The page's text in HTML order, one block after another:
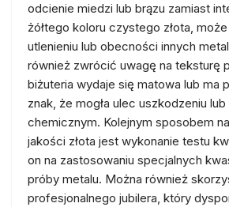
odcienie miedzi lub brązu zamiast
żółtego koloru czystego złota,
utlenieniu lub obecności innych
również zwrócić uwagę na teksturę
biżuteria wydaje się matowa lub ma
znak, że mogła ulec uszkodzeniu
chemicznym. Kolejnym sposobem
jakości złota jest wykonanie testu
on na zastosowaniu specjalnych
próby metalu. Można również
profesjonalnego jubilera, który